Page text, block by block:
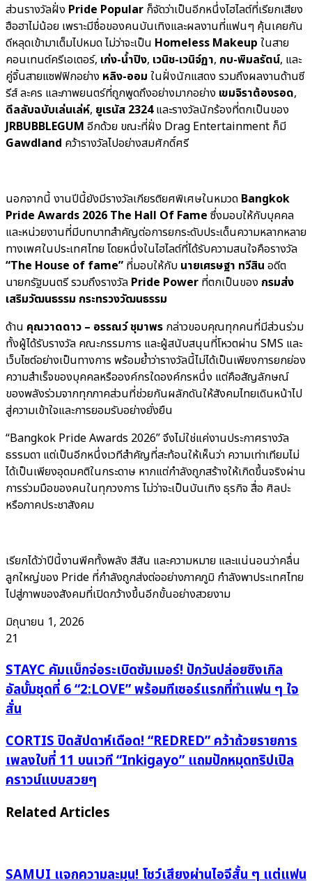
ส่วนรางวัลฝั่ง Pride Popular ก็จัดว่าเป็นอีกหนึ่งไฮไลต์ที่เรียกเสียง
ฮือฮาไม่น้อย เพราะมีชื่อของคนบันเทิงและผลงานที่แฟนๆ คุ้นเคยกัน
ดีหลุดเข้ามาเต็มไปหมด ไม่ว่าจะเป็น Homeless Makeup ในสาย
คอนเทนต์ครีเอเตอร์, เก่ง-น้ำปิง, เวนิช-เวนิจ์ฏา, กบ-พิมลรัตน์, และ
คู่จิ้นสายแซฟฟิกอย่าง หลิง-ออม ในฝั่งนักแสดง รวมถึงผลงานด้านซี
รีส์ ละคร และภาพยนตร์ที่ถูกพูดถึงอย่างมากอย่าง เขมจิราต้องรอด,
ดีลลับฉบับเล่นเล่ห์, ยูเรนัส 2324และรางวัลนักร้องที่ตกเป็นของ
JRBUBBLEGUM อีกด้วย ขณะที่ฝั่ง Drag Entertainment ก็มี
Gawdland คว้ารางวัลไปอย่างสมศักดิ์ศรี
นอกจากนี้ งานปีนี้ยังมีรางวัลเกียรติยศพิเศษในหมวด Bangkok
Pride Awards 2026 The Hall Of Fame ซึ่งมอบให้กับบุคคล
และหน่วยงานที่มีบทบาทสำคัญต่อการยกระดับประเด็นความหลากหลาย
ทางเพศในประเทศไทย โดยหนึ่งในไฮไลต์ที่ได้รับความสนใจคือรางวัล
“The House of fame” ที่มอบให้กับ นายเศรษฐา ทวีสิน อดีต
นายกรัฐมนตรี รวมถึงรางวัล Pride Power ที่ตกเป็นของ กรมส่ง
เสริมวัฒนธรรม กระทรวงวัฒนธรรม
ด้าน คุณวาดดาว – อรรณว์ ชุมาพร กล่าวขอบคุณทุกคนที่มีส่วนร่วม
ทั้งผู้ได้รับรางวัล คณะกรรมการ และผู้สนับสนุนที่โหวตผ่าน SMS และ
เว็บไซต์อย่างเป็นทางการ พร้อมย้ำว่ารางวัลนี้ไม่ได้เป็นเพียงการยกย่อง
ความสำเร็จของบุคคลหรือองค์กรใดองค์กรหนึ่ง แต่คือสัญลักษณ์
ของพลังร่วมจากทุกภาคส่วนที่ช่วยกันผลักดันให้สังคมไทยเดินหน้าไป
สู่ความเข้าใจและการยอมรับอย่างยั่งยืน
“Bangkok Pride Awards 2026” จึงไม่ใช่แค่งานประกาศรางวัล
ธรรมดา แต่เป็นอีกหนึ่งเวทีสำคัญที่สะท้อนให้เห็นว่า ความเท่าเทียมไม่
ได้เป็นเพียงอุดมคติในกระดาษ หากแต่กำลังถูกสร้างให้เกิดขึ้นจริงผ่าน
การร่วมมือของคนในทุกวงการ ไม่ว่าจะเป็นบันเทิง ธุรกิจ สื่อ ศิลปะ
หรือภาคประชาสังคม
เรียกได้ว่าปีนี้งานพีคทั้งพลัง สีสัน และความหมาย และแน่นอนว่าคลื่น
ลูกใหญ่ของ Pride ที่กำลังถูกส่งต่ออย่างภาคภูมิ กำลังพาประเทศไทย
ไปสู่ภาพของสังคมที่เปิดกว้างขึ้นอีกขั้นอย่างสวยงาม
มิถุนายน 1, 2026
21
STAYC
คัม
แบ็ก
จ่อ
ระเบิด
ซัมเมอร์!
ปัก
วัน
ซิงเกิล
ที่
STAYC คัมแบ็กจ่อระเบิดซัมเมอร์! ปักวันปล่อยซิงเกิล
อัลบั้มชุดที่ 6 “2:LOVE” พร้อมทีเซอร์แรกที่ทำแฟน ๆ ใจ
สั่น
CORTIS
ปิด
สัปดาห์
เดือด!
“REDRED”
คว้า
เพลง
CORTIS ปิดสัปดาห์เดือด! “REDRED” คว้าถ้วยรายการ
เพลงใบที่ 11 บนเวที “Inkigayo” แถมปักหมุดทริปเปิล
คราวน์แบบสวยๆ
Related Articles
SAMUI แจกความละมุน! โชว์เสียงผ่านไอจีสั้น ๆ แต่แฟน